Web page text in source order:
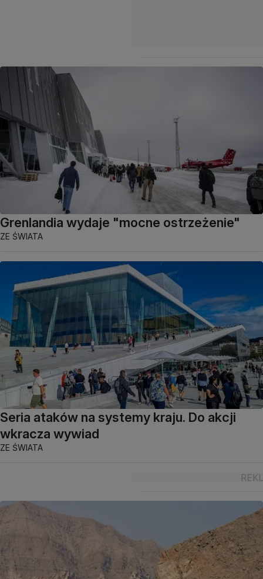
Grenlandia wydaje "mocne ostrzeżenie"
ZE ŚWIATA
Seria ataków na systemy kraju. Do akcji
wkracza wywiad
ZE ŚWIATA